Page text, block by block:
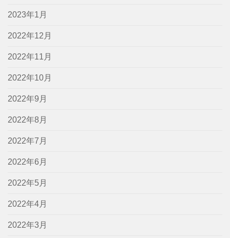
2023年1月
2022年12月
2022年11月
2022年10月
2022年9月
2022年8月
2022年7月
2022年6月
2022年5月
2022年4月
2022年3月